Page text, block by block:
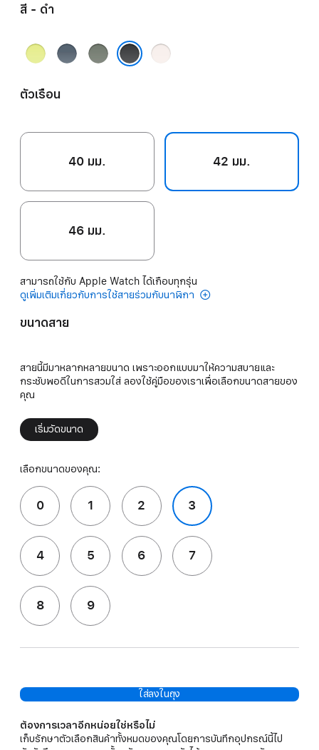
สี - ดำ
เหลือง
นีออน
น้ำ
เงิน
อร์บลู
เทา
เขียว
ชม
ตัวเรือน
40 มม. 42 มม.
46 มม.
สามารถใช้กับ Apple Watch ได้เกือบทุกรุ่น
ดูเพิ่มเติมเกี่ยวกับการใช้สายร่วมกับนาฬิกา
ขนาดสาย
สายนี้มีมาหลากหลายขนาด เพราะออกแบบมาให้ความสบายและ
กระชับพอดีในการสวมใส่ ลองใช้คู่มือของเราเพื่อเลือกขนาดสายของ
คุณ
เริ่มวัดขนาด
เลือกขนาดของคุณ:
0 1 2 3
4 5 6 7
8 9
ใส่ลงในถุง
ต้องการเวลาอีกหน่อยใช่หรือไม่
เก็บรักษาตัวเลือกสินค้าทั้งหมดของคุณโดยการบันทึกอุปกรณ์นี้ไป